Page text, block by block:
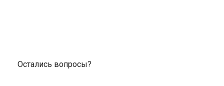
Остались вопросы?